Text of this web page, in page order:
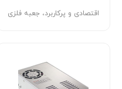
اقتصادی و پرکاربرد، جعبه فلزی